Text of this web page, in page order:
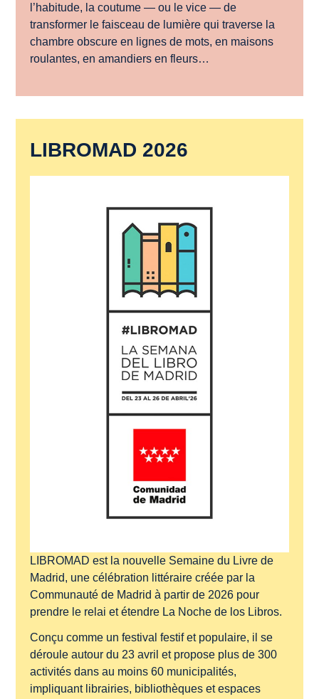
l’habitude, la coutume — ou le vice — de
transformer le faisceau de lumière qui traverse la
chambre obscure en lignes de mots, en maisons
roulantes, en amandiers en fleurs…
LIBROMAD 2026
LIBROMAD est la nouvelle Semaine du Livre de
Madrid, une célébration littéraire créée par la
Communauté de Madrid à partir de 2026 pour
prendre le relai et étendre La Noche de los Libros.
Conçu comme un festival festif et populaire, il se
déroule autour du 23 avril et propose plus de 300
activités dans au moins 60 municipalités,
impliquant librairies, bibliothèques et espaces